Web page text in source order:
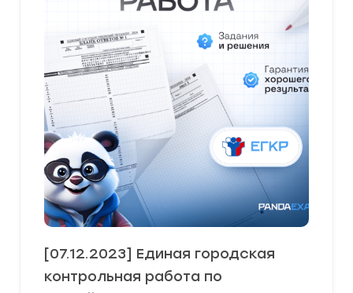
[07.12.2023] Единая городская
контрольная работа по